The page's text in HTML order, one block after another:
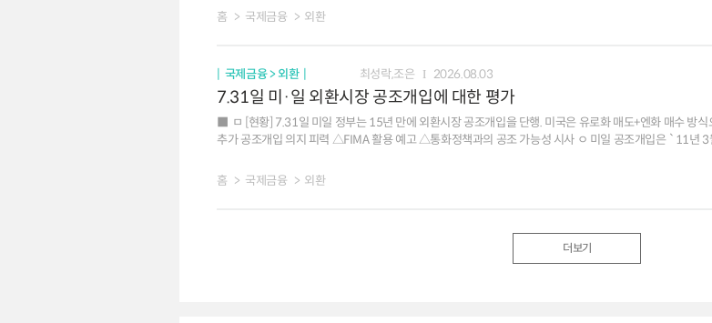
지정학 리스크에 대한 민감도가 줄어들면서 통화정책, 성장 등 경제적 요인이 달러화 향방을 주도. AI 산업 사
(통화정책ㆍ금리차 중립) 주요국 중앙은행들의 포워드 가이던스 삭제로 통화정책 및 금리차 전망의 불확실성이 높아졌으나, 대체로 미국과 주요국 간
뒷받침하는 가운데, 증시 호조에 따른 자본유입도 달러화에 긍정적. 다만 미 증시 조정 압력 심화 시 자본유출 위험도 잠재 - 외국인은
순매수로 전환했으며 `26.5월까지 누적 순매수 규모는 $1.3조까지 급증, 보유액도 `24.8월 $17.2조에서
AI 익스포저 확보 성격이며, 환헤지 비중이 크지 않은 것으로 평가 ㅁ [평가] 주요국 통화정책과 중간선거 등 외환시장 변동성을 높일 수 있는 요인들이 산재.
주요 IB들의 달러화에 대한 전망은 엇갈린 상황이나, 평균치는 연말까지 완만한 강세 방향으로 형성 ㅇ 중간선거(11.3일)를 앞두고 민주당 승리에 의한
정치적 교착(gridlock) 우려가 커지면서 예산안 합의, 재정지출 등 정책 사안에 따라 달러화 변동성이 높아
홈 국제금융 외환
국제금융 > 외환 최성락,조은 2026.08.03
7.31일 미·일 외환시장 공조개입에 대한 평가
ㅁ [현황] 7.31일 미일 정부는 15년 만에 외환시장 공조개입을 단행. 미국은 유로화 매도+엔화 매수 방
추가 공조개입 의지 피력 △FIMA 활용 예고 △통화정책과의 공조 가능성 시사 ㅇ 미일 공조개입은 `11년 3
155엔~160엔 초반 범위내 등락 예상 ㅇ (개입 효과) △미국의 공조개입 △BOJ 조기 금리인상 가능성 △FIMA 등 가용 재원 확대 등에 힘입어 이번 사례는
홈 국제금융 외환
더보기